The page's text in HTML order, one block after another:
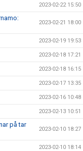
2023-02-22 15:50
2023-02-21 18:00
2023-02-19 19:53
2023-02-18 17:21
2023-02-18 16:15
2023-02-17 13:35
2023-02-16 10:48
2023-02-13 10:51
på tar
2023-02-10 18:27
2023-02-10 18:14